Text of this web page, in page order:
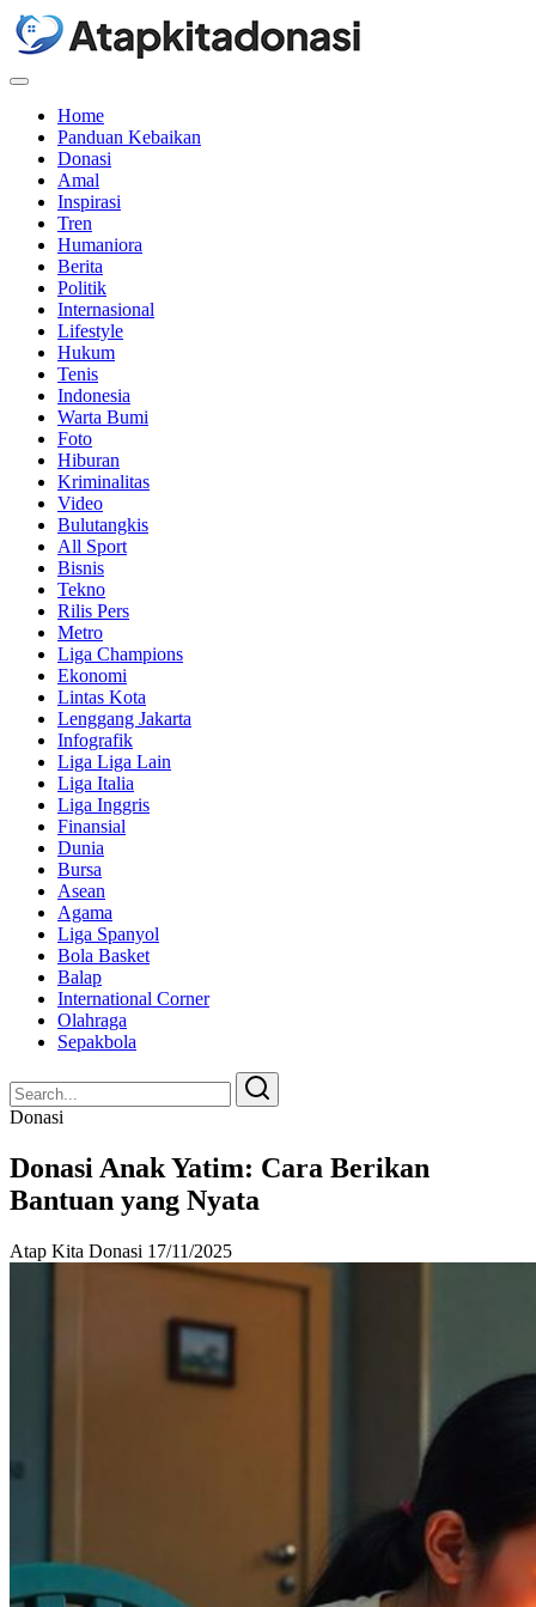
Menu
Home
Panduan Kebaikan
Donasi
Amal
Inspirasi
Tren
Humaniora
Berita
Politik
Internasional
Lifestyle
Hukum
Tenis
Indonesia
Warta Bumi
Foto
Hiburan
Kriminalitas
Video
Bulutangkis
All Sport
Bisnis
Tekno
Rilis Pers
Metro
Liga Champions
Ekonomi
Lintas Kota
Lenggang Jakarta
Infografik
Liga Liga Lain
Liga Italia
Liga Inggris
Finansial
Dunia
Bursa
Asean
Agama
Liga Spanyol
Bola Basket
Balap
International Corner
Olahraga
Sepakbola
Search
for:
Search
Donasi
Donasi Anak Yatim: Cara Berikan
Bantuan yang Nyata
Atap Kita Donasi 17/11/2025